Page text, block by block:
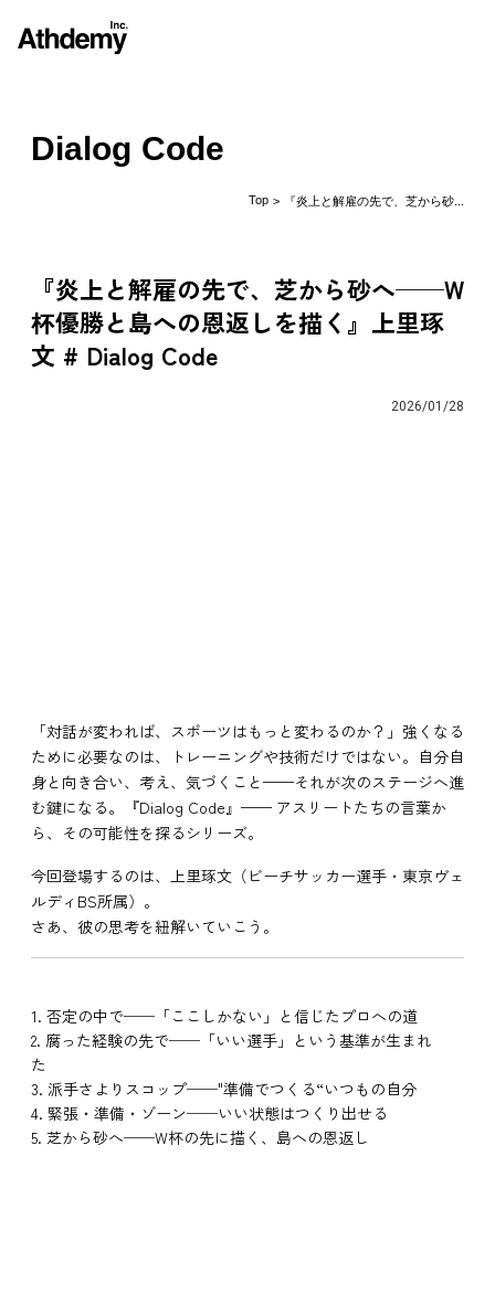
Dialog Code
Top > 『炎上と解雇の先で、芝から砂...
『炎上と解雇の先で、芝から砂へ──W
杯優勝と島への恩返しを描く』上里琢
文 # Dialog Code
2026/01/28
「対話が変われば、スポーツはもっと変わるのか？」強くなる
ために必要なのは、トレーニングや技術だけではない。自分自
身と向き合い、考え、気づくこと——それが次のステージへ進
む鍵になる。『Dialog Code』—— アスリートたちの言葉か
ら、その可能性を探るシリーズ。
今回登場するのは、上里琢文（ビーチサッカー選手・東京ヴェ
ルディBS所属）。
さあ、彼の思考を紐解いていこう。
1. 否定の中で──「ここしかない」と信じたプロへの道
2. 腐った経験の先で──「いい選手」という基準が生まれ
た
3. 派手さよりスコップ──"準備でつくる“いつもの自分
4. 緊張・準備・ゾーン──いい状態はつくり出せる
5. 芝から砂へ──W杯の先に描く、島への恩返し